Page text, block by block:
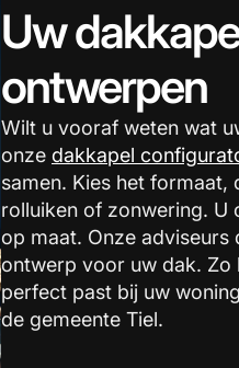
Uw
ontwerpen
Wilt u vooraf weten wat
onze dakkapel
samen. Kies het
rolluiken of zonwering. U
op maat. Onze adviseurs
ontwerp voor uw dak. Zo
perfect past bij uw
de gemeente Tiel.